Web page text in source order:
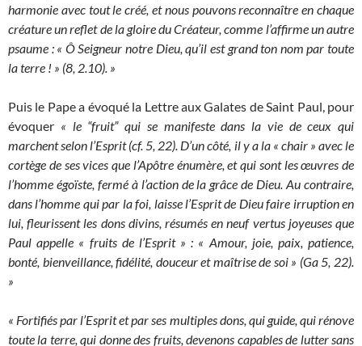
harmonie avec tout le créé, et nous pouvons reconnaître en chaque
créature un reflet de la gloire du Créateur, comme l’affirme un autre
psaume : « Ô Seigneur notre Dieu, qu’il est grand ton nom par toute
la terre ! » (8, 2.10). »
Puis le Pape a évoqué la Lettre aux Galates de Saint Paul, pour
évoquer « le “fruit” qui se manifeste dans la vie de ceux qui
marchent selon l’Esprit (cf. 5, 22). D’un côté, il y a la « chair » avec le
cortège de ses vices que l’Apôtre énumère, et qui sont les œuvres de
l’homme égoïste, fermé à l’action de la grâce de Dieu. Au contraire,
dans l’homme qui par la foi, laisse l’Esprit de Dieu faire irruption en
lui, fleurissent les dons divins, résumés en neuf vertus joyeuses que
Paul appelle « fruits de l’Esprit » : « Amour, joie, paix, patience,
bonté, bienveillance, fidélité, douceur et maîtrise de soi » (Ga 5, 22).
»
« Fortifiés par l’Esprit et par ses multiples dons, qui guide, qui rénove
toute la terre, qui donne des fruits, devenons capables de lutter sans